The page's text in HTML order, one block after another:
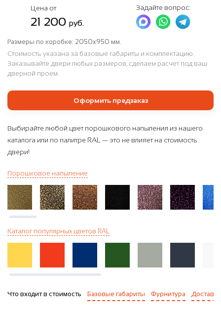
Цена от
21 200 руб.
Задайте вопрос:
Размеры по коробке: 2050x950 мм.
Стоимость указана за базовые габариты и комплектацию.
Заказывайте двери любых размеров, сделаем расчет под ваш
дверной проем.
Оформить предзаказ
Выбирайте любой цвет порошкового напыления из нашего
каталога или по палитре RAL — это не влияет на стоимость
двери!
Порошковое напыление
Каталог популярных цветов RAL
Что входит в стоимость Базовые габариты Фурнитура Доставка